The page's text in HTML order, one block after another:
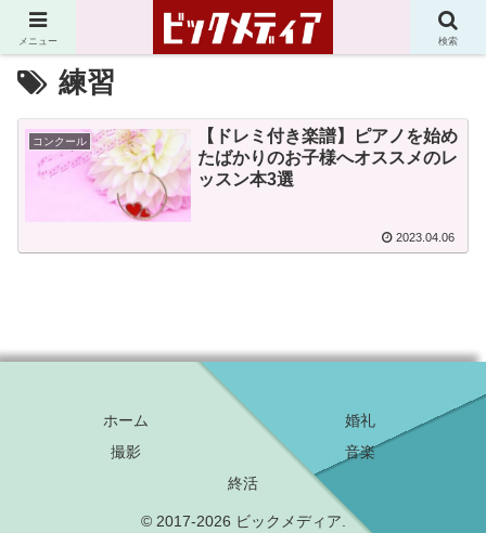
練習
コンクール
【ドレミ付き楽譜】ピアノを始め
たばかりのお子様へオススメのレ
ッスン本3選
2023.04.06
ホーム
婚礼
撮影
音楽
終活
© 2017-2026 ビックメディア.
メニュー 検索